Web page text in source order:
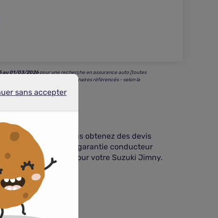
au 01/03/2026pour une recherche en assurance auto [toutes
plus bas parmi tous nos partenaires référencés - selon la
minutes vous obtenez des devis
zéro kilomètre, la garantie conducteur
de protection pour votre Suzuki Jimny.
sans accepter
sans accepter